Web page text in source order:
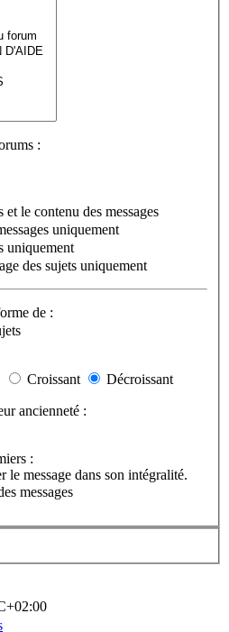
:
et le contenu des messages
uniquement
uniquement
des sujets uniquement
de :
Croissant
Décroissant
ancienneté :
:
le message dans son intégralité.
messages